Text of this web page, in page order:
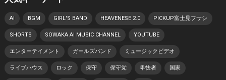
AI BGM GIRL'S BAND HEAVENESE 2.0 PICKUP富士見フサシ
SHORTS SOWAKA AI MUSIC CHANNEL YOUTUBE
エンターテイメント ガールズバンド ミュージックビデオ
ライブハウス ロック 保守 保守党 卑怯者 国家